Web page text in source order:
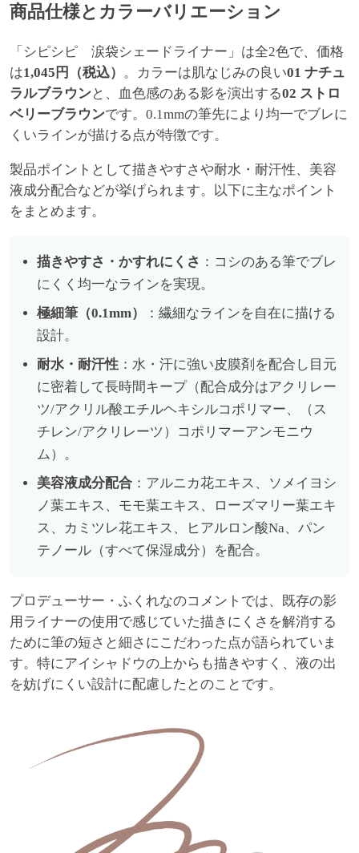
商品仕様とカラーバリエーション
「シピシピ 涙袋シェードライナー」は全2色で、価格
は1,045円（税込） 。カラーは肌なじみの良い01 ナチュ
ラルブラウンと、血色感のある影を演出する02 ストロ
ベリーブラウンです。0.1mmの筆先により均一でブレに
くいラインが描ける点が特徴です。
製品ポイントとして描きやすさや耐水・耐汗性、美容
液成分配合などが挙げられます。以下に主なポイント
をまとめます。
描きやすさ・かすれにくさ ：コシのある筆でブレ
にくく均一なラインを実現。
極細筆（0.1mm）
：繊細なラインを自在に描ける
設計。
耐水・耐汗性：水・汗に強い皮膜剤を配合し目元
に密着して長時間キープ（配合成分はアクリレー
ツ/アクリル酸エチルヘキシルコポリマー、（ス
チレン/アクリレーツ）コポリマーアンモニウ
ム）。
美容液成分配合：アルニカ花エキス、ソメイヨシ
ノ葉エキス、モモ葉エキス、ローズマリー葉エキ
ス、カミツレ花エキス、ヒアルロン酸Na、パン
テノール（すべて保湿成分）を配合。
プロデューサー・ふくれなのコメントでは、既存の影
用ライナーの使用で感じていた描きにくさを解消する
ために筆の短さと細さにこだわった点が語られていま
す。特にアイシャドウの上からも描きやすく、液の出
を妨げにくい設計に配慮したとのことです。